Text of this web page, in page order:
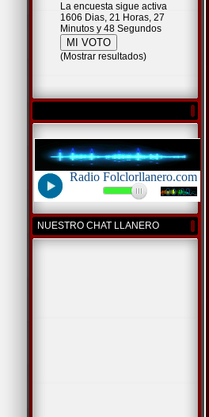
La encuesta sigue activa
1606 Dias, 21 Horas, 27
Minutos y 48 Segundos
(Mostrar resultados)
NUESTRO CHAT LLANERO